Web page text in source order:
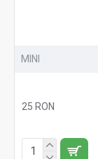
MINI
25 RON